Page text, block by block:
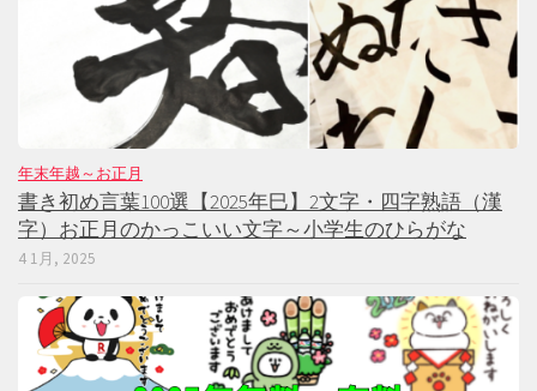
年末年越～お正月
書き初め言葉100選【2025年巳】2文字・四字熟語（漢
字）お正月のかっこいい文字～小学生のひらがな
4 1月, 2025